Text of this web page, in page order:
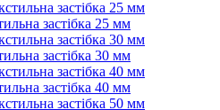
застібка 25 мм
застібка 30 мм
застібка 40 мм